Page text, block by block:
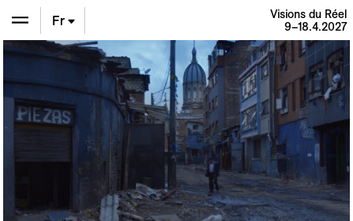
En
De
Fr
Visions du Réel
9–18.4.2027